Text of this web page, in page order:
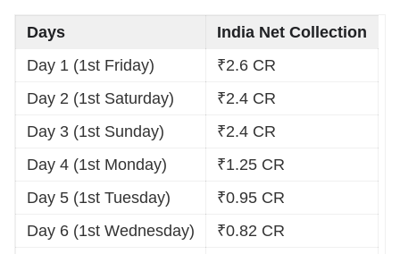
Days
India Net Collection
Day 1 (1st Friday)
₹2.6 CR
Day 2 (1st Saturday)
₹2.4 CR
Day 3 (1st Sunday)
₹2.4 CR
Day 4 (1st Monday)
₹1.25 CR
Day 5 (1st Tuesday)
₹0.95 CR
Day 6 (1st Wednesday)
₹0.82 CR